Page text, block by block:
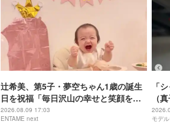
辻希美、第5子・夢空ちゃん1歳の誕生
日を祝福「毎日沢山の幸せと笑顔を本
当にありがとう」
2026.08.09 17:03
ENTAME next
「
（
マン
ョ
モデ